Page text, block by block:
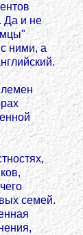
Да и не
ними, а
семей.